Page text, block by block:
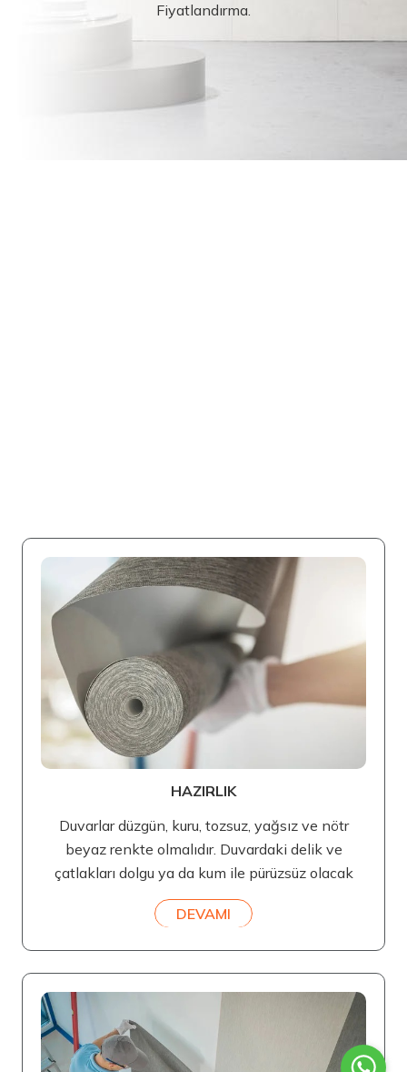
Fiyatlandırma.
HAZIRLIK
Duvarlar düzgün, kuru, tozsuz, yağsız ve nötr
beyaz renkte olmalıdır. Duvardaki delik ve
çatlakları dolgu ya da kum ile pürüzsüz olacak
DEVAMI